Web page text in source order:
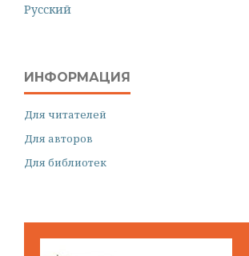
Русский
ИНФОРМАЦИЯ
Для читателей
Для авторов
Для библиотек